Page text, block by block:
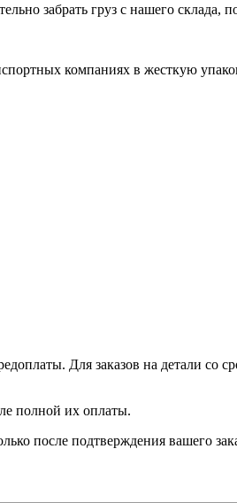
забрать груз с нашего склада,
компаниях в жесткую
Для заказов на детали со
полной их оплаты.
после подтверждения вашего